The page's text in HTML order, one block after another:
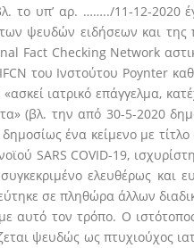
το υπ’ αρ. ……../11-12-2020
ψευδών ειδήσεων και
Fact Checking Network
του Ινστούτου Poynter
ιατρικό επάγγελμα,
(βλ. την από 30-5-2020
ένα κείμενο με
SARS COVID-19,
ελευθέρως και
σε πληθώρα άλλων
με αυτό τον τρόπο. Ο
ψευδώς ως πτυχιούχος